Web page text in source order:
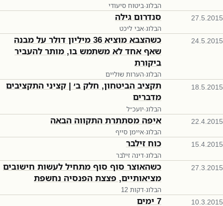
הבלוג·ביטוח סיעודי
27.5.2015 סנדרום גילה
הבלוג·אבי ליכט
24.5.2015
כשהצבא מוציא 36 מיליון דולר על מבנה
שאף אחד לא משתמש בו, מותר להעביר
ביקורת
הבלוג·הערות שוליים
18.5.2015
תקציב הביטחון, חלק ב׳ | קציני התקציבים
מדברים
הבלוג·יועכ״ל
22.4.2015 איפה מסתתרת התקווה הבאה
הבלוג·איימן סייף
15.4.2015 כוח זילבר
הבלוג·דינה זילבר
27.3.2015
כשהאוצר סוף סוף מתחיל לעשות חישובים
מציאותיים, פצצת הפנסיה נחשפת
הבלוג·12 דקות
10.3.2015 7 ימים